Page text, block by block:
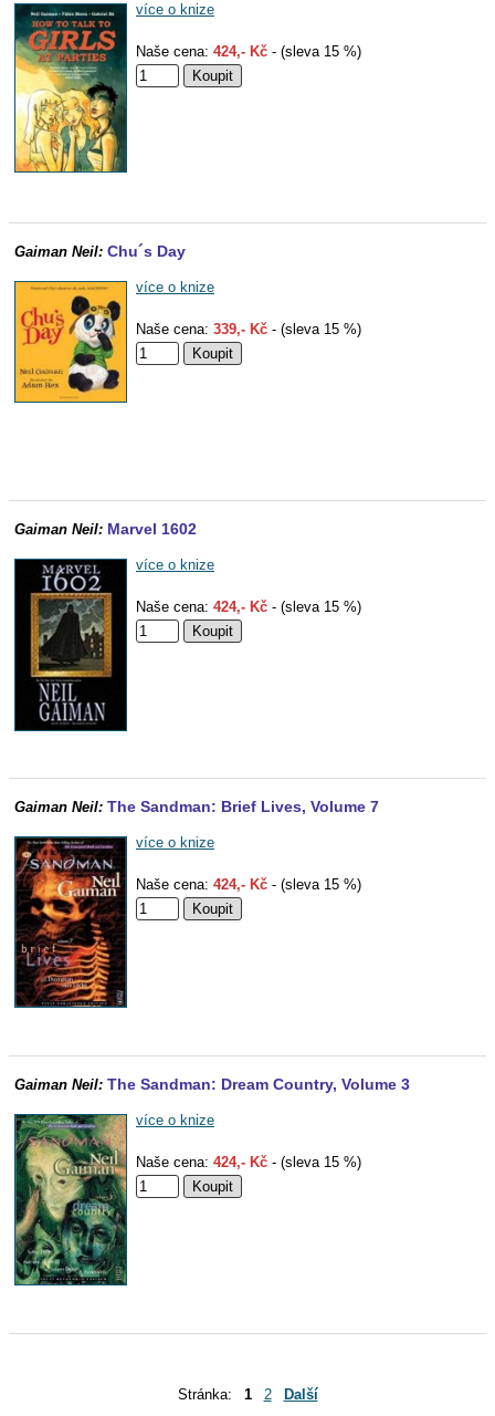
více o knize
Naše cena: 424,- Kč - (sleva 15 %)
Gaiman Neil: Chu´s Day
více o knize
Naše cena: 339,- Kč - (sleva 15 %)
Gaiman Neil: Marvel 1602
více o knize
Naše cena: 424,- Kč - (sleva 15 %)
Gaiman Neil: The Sandman: Brief Lives, Volume 7
více o knize
Naše cena: 424,- Kč - (sleva 15 %)
Gaiman Neil: The Sandman: Dream Country, Volume 3
více o knize
Naše cena: 424,- Kč - (sleva 15 %)
Stránka: 1 2 Další